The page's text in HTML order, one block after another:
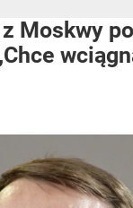
Moskwy